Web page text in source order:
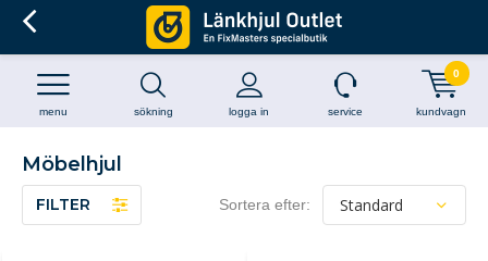
sökning logga in
menu service kundvagn
0
Möbelhjul
FILTER Sortera efter: